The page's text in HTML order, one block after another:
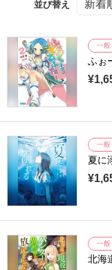
並び替え
一般
ふぉ
一般
夏に
一般
北海